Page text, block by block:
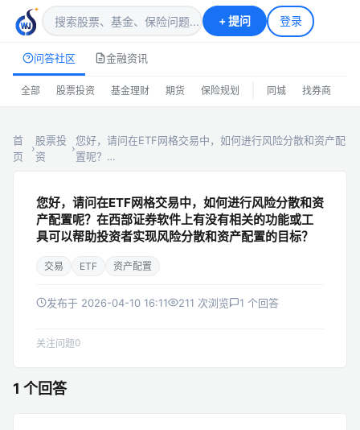
+提问 登录
问答社区 金融资讯
全部 股票投资 基金理财 期货 保险规划 同城 找券商
首
页
›
股票投
资
›
您好，请问在ETF网格交易中，如何进行风险分散和资产配
置呢？…
您好，请问在ETF网格交易中，如何进行风险分散和资
产配置呢？在西部证券软件上有没有相关的功能或工
具可以帮助投资者实现风险分散和资产配置的目标？
交易 ETF 资产配置
发布于 2026-04-10 16:11 211 次浏览 1 个回答
关注问题0
1 个回答